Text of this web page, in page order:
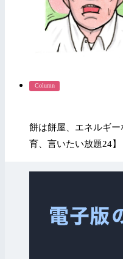
餅は餅屋、エネルギ
育、言いたい放題24】
Column